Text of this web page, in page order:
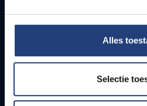
Alles
Selectie
Studenten
PhD-studenten
Leerkrachten en